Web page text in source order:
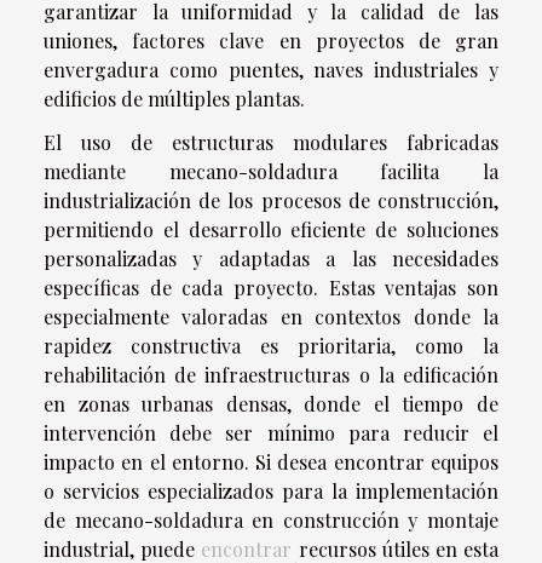
garantizar la uniformidad y la calidad de las
uniones, factores clave en proyectos de gran
envergadura como puentes, naves industriales y
edificios de múltiples plantas.
El uso de estructuras modulares fabricadas
mediante mecano-soldadura facilita la
industrialización de los procesos de construcción,
permitiendo el desarrollo eficiente de soluciones
personalizadas y adaptadas a las necesidades
específicas de cada proyecto. Estas ventajas son
especialmente valoradas en contextos donde la
rapidez constructiva es prioritaria, como la
rehabilitación de infraestructuras o la edificación
en zonas urbanas densas, donde el tiempo de
intervención debe ser mínimo para reducir el
impacto en el entorno. Si desea encontrar equipos
o servicios especializados para la implementación
de mecano-soldadura en construcción y montaje
industrial, puede encontrar recursos útiles en esta